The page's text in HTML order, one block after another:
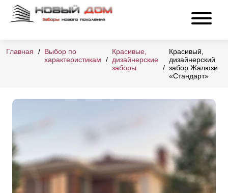
Главная
Выбор по
характеристикам
Красивые,
дизайнерские
заборы
Красивый,
дизайнерский
забор Жалюзи
«Стандарт»